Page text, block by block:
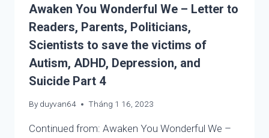
LEAF
US
GAIN
MINDFULNESS
AND
UNDERSTANDING
TAO
CHING
Awaken You Wonderful We – Letter to
Readers, Parents, Politicians,
Scientists to save the victims of
Autism, ADHD, Depression, and
Suicide Part 4
By duyvan64 Tháng 1 16, 2023
Continued from: Awaken You Wonderful We –